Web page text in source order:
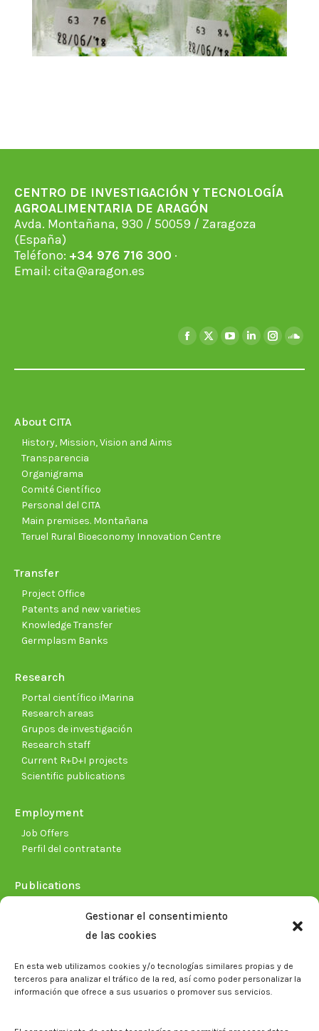
Gestionar el consentimiento
de las cookies
En esta web utilizamos cookies y/o tecnologías similares propias y de
terceros para analizar el tráfico de la red, así como poder personalizar la
información que ofrece a sus usuarios o promover sus servicios.
CENTRO DE INVESTIGACIÓN Y TECNOLOGÍA
AGROALIMENTARIA DE ARAGÓN
Avda. Montañana, 930 / 50059 / Zaragoza
(España)
Teléfono: +34 976 716 300 ·
Email: cita@aragon.es
Facebook
X
YouTubeLinkedin
About CITA
History, Mission, Vision and Aims
Transparencia
Organigrama
Comité Científico
Personal del CITA
Main premises. Montañana
Teruel Rural Bioeconomy Innovation Centre
Transfer
Project Office
Patents and new varieties
Knowledge Transfer
Germplasm Banks
Research
Portal científico iMarina
Research areas
Grupos de investigación
Research staff
Current R+D+I projects
Scientific publications
Employment
Job Offers
Perfil del contratante
Publications
Memorias corporativas
Biblioteca. Repositorio CITAREA
Press
Noticias
El CITA en los medios de comunicación